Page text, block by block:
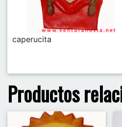
caperucita
Productos